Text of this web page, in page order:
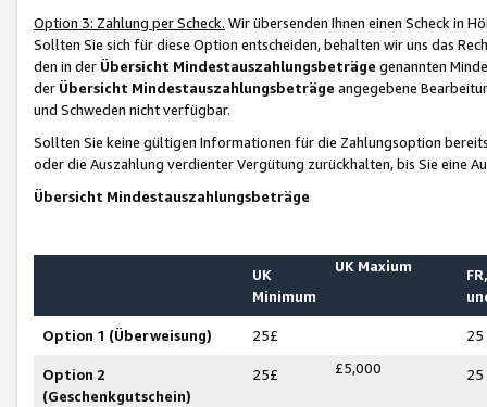
Option 3: Zahlung per Scheck. Wir übersenden Ihnen einen Scheck in
Sollten Sie sich für diese Option entscheiden, behalten wir uns das
den in der Übersicht Mindestauszahlungsbeträge genannten
der Übersicht Mindestauszahlungsbeträge angegebene
und Schweden nicht verfügbar.
Sollten Sie keine gültigen Informationen für die Zahlungsoption
oder die Auszahlung verdienter Vergütung zurückhalten, bis Sie
Übersicht Mindestauszahlungsbeträge
UK
Minimum
UK Maxium
Option 1 (Überweisung) 25£ 25
Option 2
(Geschenkgutschein)
25£ £5,000 25